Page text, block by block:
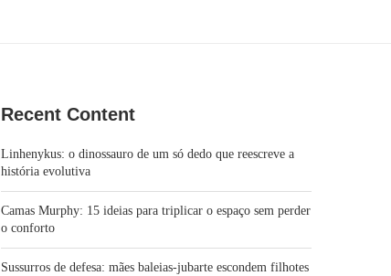
Recent Content
Linhenykus: o dinossauro de um só dedo que reescreve a
história evolutiva
Camas Murphy: 15 ideias para triplicar o espaço sem perder
o conforto
Sussurros de defesa: mães baleias-jubarte escondem filhotes